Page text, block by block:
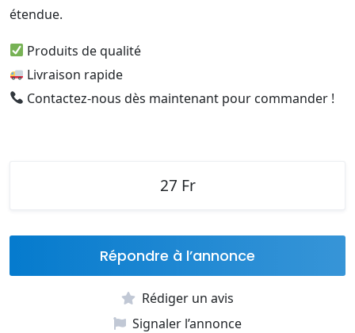
étendue.
Produits de qualité
Livraison rapide
Contactez-nous dès maintenant pour commander !
27 Fr
Répondre à l’annonce
Rédiger un avis
Signaler l’annonce